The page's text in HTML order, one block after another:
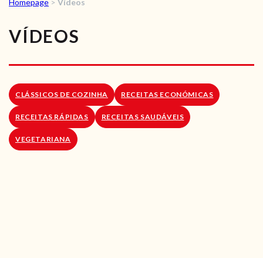
RECEITAS VEGGIE
SOBRE NÓS
LOJA ONLINE
Homepage > Vídeos
VÍDEOS
CLÁSSICOS DE COZINHA RECEITAS ECONÓMICAS
RECEITAS RÁPIDAS RECEITAS SAUDÁVEIS
VEGETARIANA